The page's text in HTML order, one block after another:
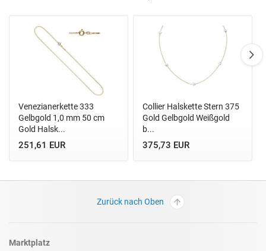
Venezianerkette 333
Gelbgold 1,0 mm 50 cm
Gold Halsk...
251,61 EUR
Collier Halskette Stern 375
Gold Gelbgold Weißgold
b...
375,73 EUR
Zurück nach Oben
Marktplatz